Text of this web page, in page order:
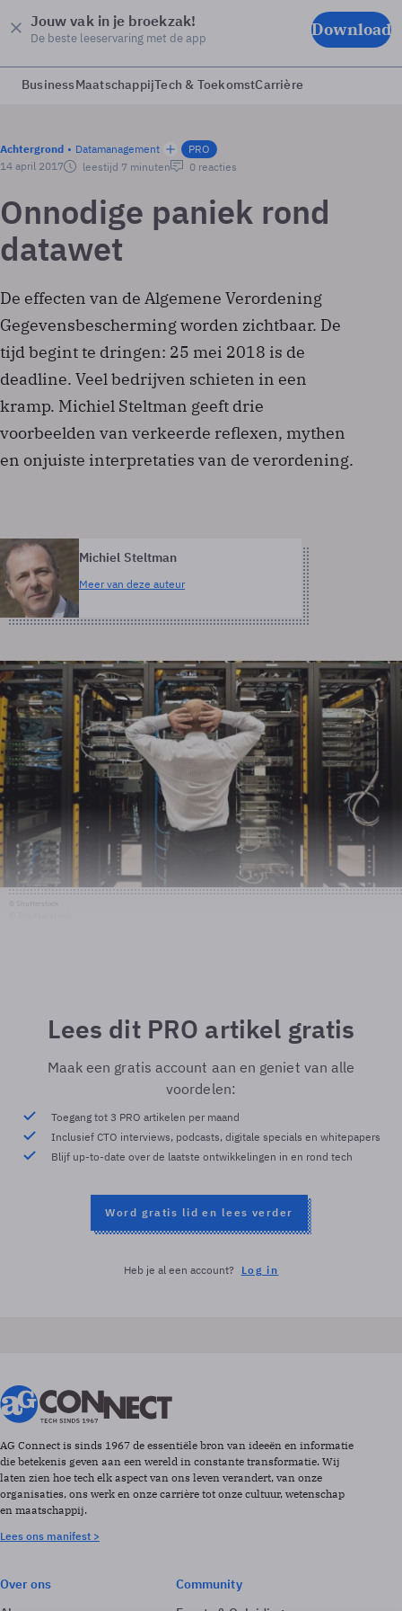
Jouw vak in je broekzak!
De beste leeservaring met de app Download
BusinessMaatschappijTech & ToekomstCarrière
Achtergrond Datamanagement
PRO
14 april 2017
leestijd 7 minuten 0 reacties
Onnodige paniek rond
datawet
De effecten van de Algemene Verordening
Gegevensbescherming worden zichtbaar. De
tijd begint te dringen: 25 mei 2018 is de
deadline. Veel bedrijven schieten in een
kramp. Michiel Steltman geeft drie
voorbeelden van verkeerde reflexen, mythen
en onjuiste interpretaties van de verordening.
Michiel Steltman
Meer van deze auteur
Lees dit PRO artikel gratis
Maak een gratis account aan en geniet van alle
voordelen:
Toegang tot 3 PRO artikelen per maand
Inclusief CTO interviews, podcasts, digitale specials en whitepapers
Blijf up-to-date over de laatste ontwikkelingen in en rond tech
Word gratis lid en lees verder
Heb je al een account? Log in
AG Connect is sinds 1967 de essentiële bron van ideeën en informatie
die betekenis geven aan een wereld in constante transformatie. Wij
laten zien hoe tech elk aspect van ons leven verandert, van onze
organisaties, ons werk en onze carrière tot onze cultuur, wetenschap
en maatschappij.
Lees ons manifest >
Over ons
Community